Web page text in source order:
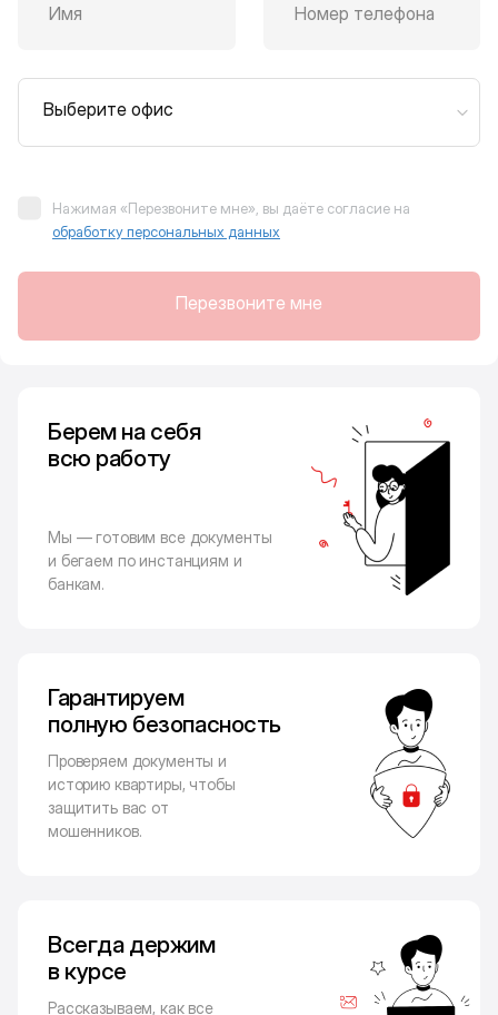
Имя Номер телефона
Выберите офис
Нажимая «Перезвоните мне», вы даёте согласие на
обработку персональных данных
Перезвоните мне
Берем на себя
всю работу
Мы — готовим все документы
и бегаем по инстанциям и
банкам.
Гарантируем
полную безопасность
Проверяем документы и
историю квартиры, чтобы
защитить вас от
мошенников.
Всегда держим
в курсе
Рассказываем, как все